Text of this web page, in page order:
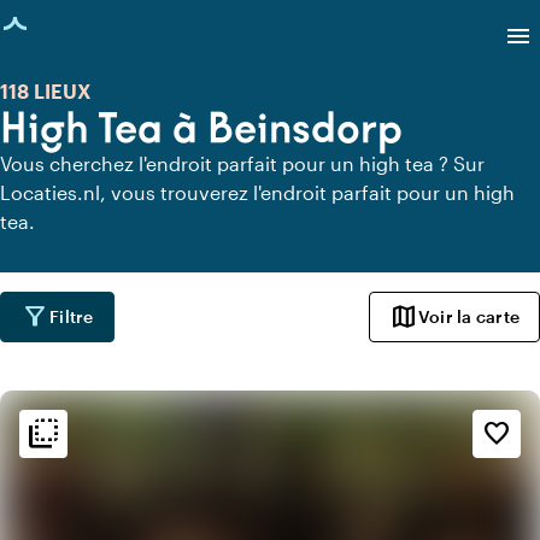
chargée
menu
High Tea à Beinsdorp
118 LIEUX
Vous cherchez l'endroit parfait pour un high tea ? Sur
Locaties.nl, vous trouverez l'endroit parfait pour un high
tea.
filter_alt Filtre mapVoir la carte
flip_to_back favorite_border
flip_to_back Ambiance
info
Chaleureux